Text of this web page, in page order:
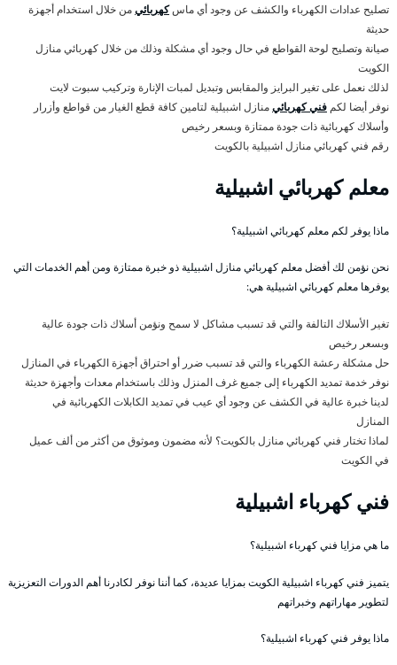
تصليح عدادات الكهرباء والكشف عن وجود أي ماسكهربائيمن خلال استخدام أجهزة
حديثة
صيانة وتصليح لوحة القواطع في حال وجود أي مشكلة وذلك من خلال كهربائي منازل
الكويت
لذلك نعمل على تغير البرايز والمقابس وتبديل لمبات الإنارة وتركيب سبوت لايت
نوفر أيضا لكم فني كهربائيمنازل اشبيلية لتامين كافة قطع الغيار من قواطع وأزرار
وأسلاك كهربائية ذات جودة ممتازة وبسعر رخيص
رقم فني كهربائي منازل اشبيلية بالكويت
معلم كهربائي اشبيلية
ماذا يوفر لكم معلم كهربائي اشبيلية؟
نحن نؤمن لك أفضل معلم كهربائي منازل اشبيلية ذو خبرة ممتازة ومن أهم الخدمات التي
يوفرها معلم كهربائي اشبيلية هي:
تغير الأسلاك التالفة والتي قد تسبب مشاكل لا سمح ونؤمن أسلاك ذات جودة عالية
وبسعر رخيص
حل مشكلة رعشة الكهرباء والتي قد تسبب ضرر أو احتراق أجهزة الكهرباء في المنازل
نوفر خدمة تمديد الكهرباء إلى جميع غرف المنزل وذلك باستخدام معدات وأجهزة حديثة
لدينا خبرة عالية في الكشف عن وجود أي عيب في تمديد الكابلات الكهربائية في
المنازل
لماذا تختار فني كهربائي منازل بالكويت؟ لأنه مضمون وموثوق من أكثر من ألف عميل
في الكويت
فني كهرباء اشبيلية
ما هي مزايا فني كهرباء اشبيلية؟
يتميز فني كهرباء اشبيلية الكويت بمزايا عديدة، كما أننا نوفر لكادرنا أهم الدورات التعزيزية
لتطوير مهاراتهم وخبراتهم
ماذا يوفر فني كهرباء اشبيلية؟